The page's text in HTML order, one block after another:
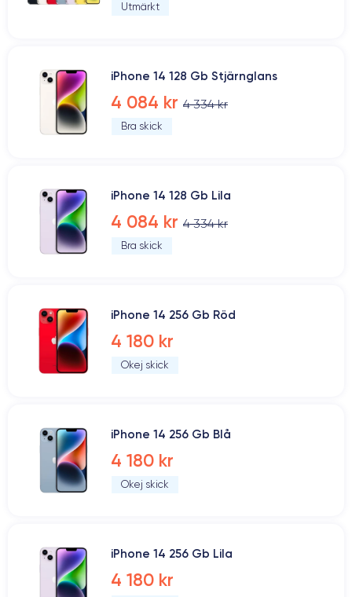
Utmärkt
iPhone 14 128 Gb Stjärnglans
4 084 kr 4 334 kr
Bra skick
iPhone 14 128 Gb Lila
4 084 kr 4 334 kr
Bra skick
iPhone 14 256 Gb Röd
4 180 kr
Okej skick
iPhone 14 256 Gb Blå
4 180 kr
Okej skick
iPhone 14 256 Gb Lila
4 180 kr